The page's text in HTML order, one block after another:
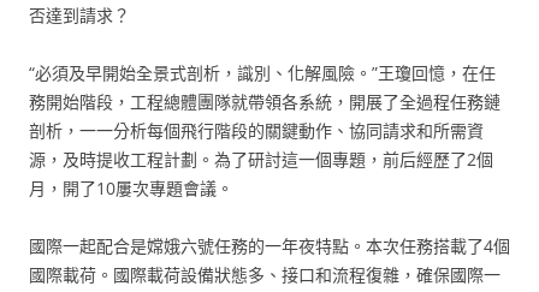
否達到請求？
“必須及早開始全景式剖析，識別、化解風險。”王瓊回憶，在任
務開始階段，工程總體團隊就帶領各系統，開展了全過程任務鏈
剖析，一一分析每個飛行階段的關鍵動作、協同請求和所需資
源，及時提收工程計劃。為了研討這一個專題，前后經歷了2個
月，開了10屢次專題會議。
國際一起配合是嫦娥六號任務的一年夜特點。本次任務搭載了4個
國際載荷。國際載荷設備狀態多、接口和流程復雜，確保國際一